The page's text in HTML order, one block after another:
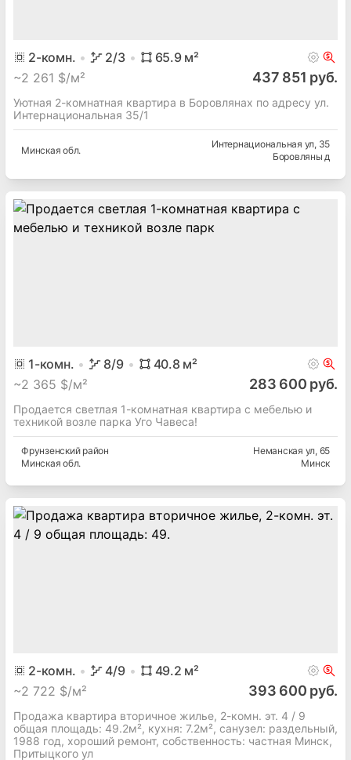
2-комн. 2/3 65.9м²
~2 261 $/м² 437 851 руб.
Уютная 2-комнатная квартира в Боровлянах по адресу ул.
Интернациональная 35/1
Минская обл.
Интернациональная ул, 35
Боровляны д
1-комн. 8/9 40.8 м²
~2 365 $/м² 283 600 руб.
Продается светлая 1-комнатная квартира с мебелью и
техникой возле парка Уго Чавеса!
Фрунзенский район
Минская обл.
Неманская ул, 65
Минск
2-комн. 4/9 49.2 м²
~2 722 $/м² 393 600 руб.
Продажа квартира вторичное жилье, 2-комн. эт. 4 / 9
общая площадь: 49.2м², кухня: 7.2м², cанузел: раздельный,
1988 год, хороший ремонт, собственность: частная Минск,
Притыцкого ул